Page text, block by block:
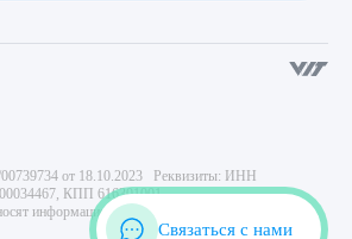
00739734 от 18.10.2023 Реквизиты: ИНН
КПП 616301001
информационный характер и не являются
Связаться с нами